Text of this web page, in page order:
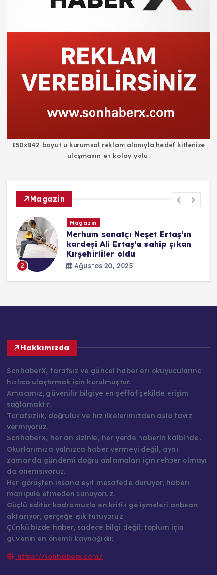
850x842 boyutlu kurumsal reklam alanıyla hedef kitlenize
ulaşmanın en kolay yolu.
Magazin
2
Magazin
Merhum sanatçı Neşet Ertaş’ın
kardeşi Ali Ertaş’a sahip çıkan
Kırşehirliler oldu
Ağustos 20, 2025
Hakkımızda
SonhaberX, tarafsız ve güncel haberleri okuyucularına
hızlıca ulaştırmak için kurulmuştur.
Amacımız, güvenilir bilgiye en şeffaf şekilde erişim
sağlamaktır.
Tarafsızlık, doğruluk ve hız ilkelerimizden asla taviz
vermiyoruz.
SonhaberX, her an sizinle, her yerde haberin kalbinde.
Okurlarımıza yalnızca haber vermeyi değil, aynı
zamanda gündemi doğru anlamaları için rehber olmayı
da önemsiyoruz.
Her görüşten insana eşit mesafede duruyor, haberi
manipüle etmeden sunuyoruz.
Güçlü editör kadromuzla en kritik gelişmeleri anbean
aktarıyor, gerçeğe ışık tutuyoruz.
Çünkü bizde haber, sadece bilgi değil; toplum için
güvenin en önemli kaynağıdır.
https://sonhaberx.com/